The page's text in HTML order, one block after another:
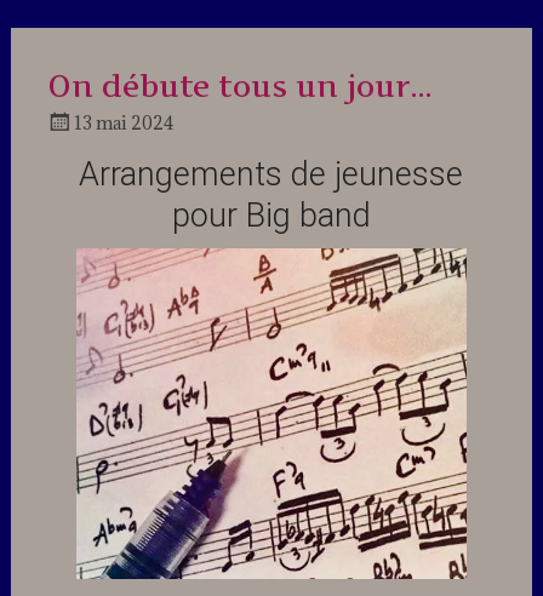
On débute tous un jour…
13 mai 2024
Jazz
Arrangements de jeunesse
pour Big band